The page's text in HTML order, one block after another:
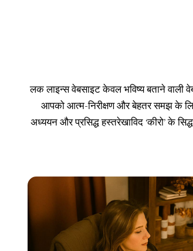
लक लाइन्स वेबसाइट केवल भविष्य बताने वाली
आपको आत्म-निरीक्षण और बेहतर समझ के
अध्ययन और प्रसिद्ध हस्तरेखाविद ‘कीरो’ के